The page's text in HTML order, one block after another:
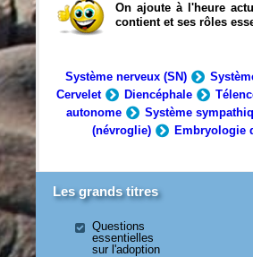
On ajoute à l'heure
contient et ses rôles
Système nerveux (SN)
Cervelet
Diencéphale
autonome
Système
(névroglie)
Embryologie
Les grands titres
Questions
essentielles
sur l'adoption